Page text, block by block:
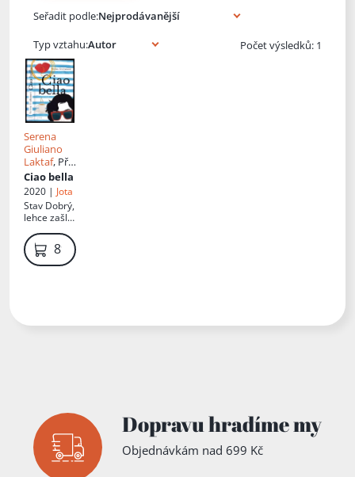
Seřadit podle:
Typ vztahu:
Počet výsledků: 1
Serena
Giuliano
Laktaf, Př.
Jitka
Řihánková
Ciao bella
2020 | Jota
Stav Dobrý,
lehce zašlé
89 Kč
Dopravu hradíme my
Objednávkám nad 699 Kč